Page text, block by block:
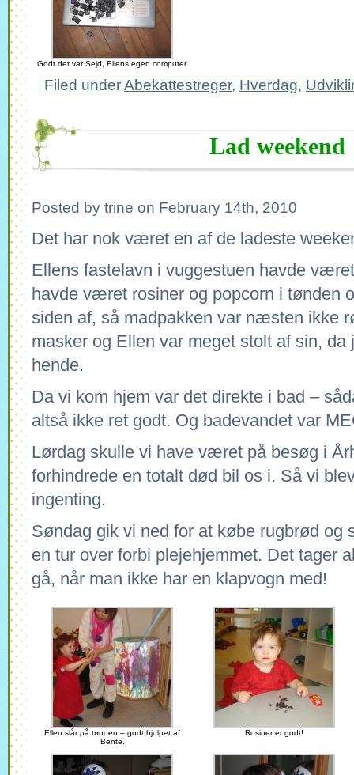
Godt det var Sejd, Ellens egen computer.
Filed underAbekattestreger, Hverdag,
Lad weekend
Posted by trine on February 14th, 2010
Det har nok været en af de ladeste
Ellens fastelavn i vuggestuen havde
havde været rosiner og popcorn i tønden
siden af, så madpakken var næsten ikke
masker og Ellen var meget stolt af sin, da
hende.
Da vi kom hjem var det direkte i bad –
altså ikke ret godt. Og badevandet var
Lørdag skulle vi have været på besøg i
forhindrede en totalt død bil os i. Så vi
ingenting.
Søndag gik vi ned for at købe rugbrød og
en tur over forbi plejehjemmet. Det tager
gå, når man ikke har en klapvogn med!
Ellen slår på tønden – godt hjulpet af
Bente.
Rosiner er godt!